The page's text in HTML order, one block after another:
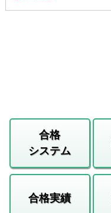
合格
システム
合格実績